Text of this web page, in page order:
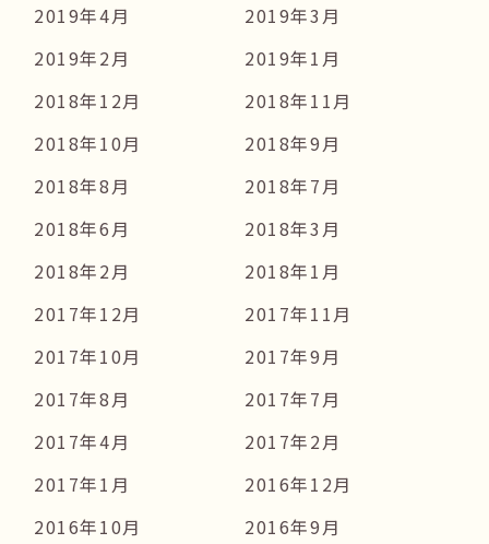
2019年4月
2019年3月
2019年2月
2019年1月
2018年12月
2018年11月
2018年10月
2018年9月
2018年8月
2018年7月
2018年6月
2018年3月
2018年2月
2018年1月
2017年12月
2017年11月
2017年10月
2017年9月
2017年8月
2017年7月
2017年4月
2017年2月
2017年1月
2016年12月
2016年10月
2016年9月